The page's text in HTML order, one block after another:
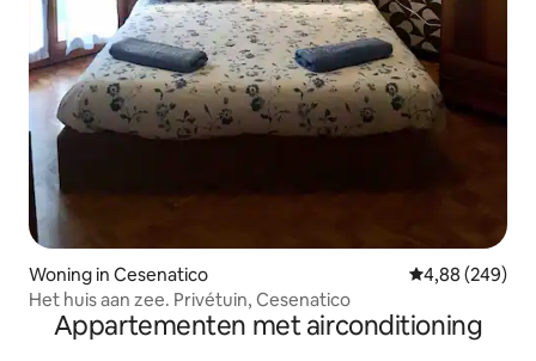
Woning in Cesenatico Gemiddelde
4,88 (249)
Het huis aan zee. Privétuin, Cesenatico
Appartementen met airconditioning